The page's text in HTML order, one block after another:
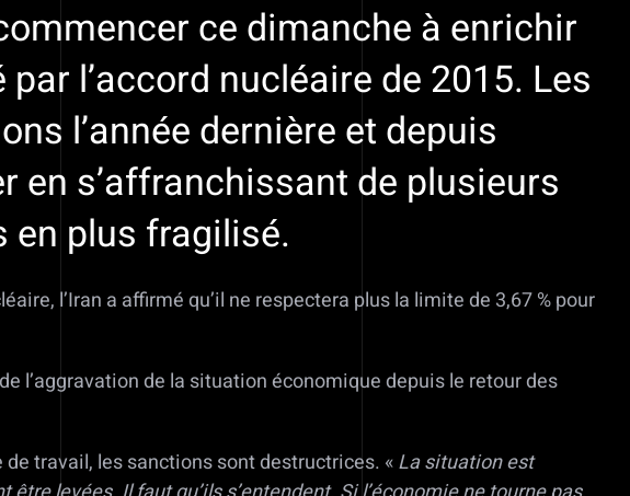
ce dimanche à enrichir
l’accord nucléaire de 2015. Les
l’année dernière et depuis
en s’affranchissant de plusieurs
en plus fragilisé.
l’Iran a affirmé qu’il ne respectera plus la limite de 3,67 % pour
l’aggravation de la situation économique depuis le retour des
travail, les sanctions sont destructrices. «La situation est